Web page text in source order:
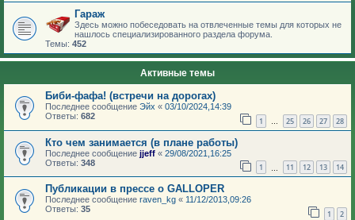
Гараж
Здесь можно побеседовать на отвлеченные темы для которых не
нашлось специализированного раздела форума.
Темы: 452
Активные темы
Биби-фафа! (встречи на дорогах)
Последнее сообщение Эйх « 03/10/2024,14:39
Ответы: 682 1 … 25 26 27 28
Кто чем занимается (в плане работы)
Последнее сообщение jjeff « 29/08/2021,16:25
Ответы: 348 1 11 12 13 14
Публикации в прессе о GALLOPER
Последнее сообщение raven_kg « 11/12/2013,09:26
Ответы: 35 1 2